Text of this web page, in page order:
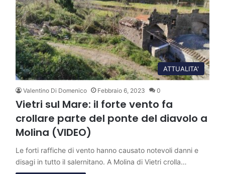
ATTUALITA'
Valentino Di Domenico Febbraio 6, 2023 0
Vietri sul Mare: il forte vento fa
crollare parte del ponte del diavolo a
Molina (VIDEO)
Le forti raffiche di vento hanno causato notevoli danni e
disagi in tutto il salernitano. A Molina di Vietri crolla…